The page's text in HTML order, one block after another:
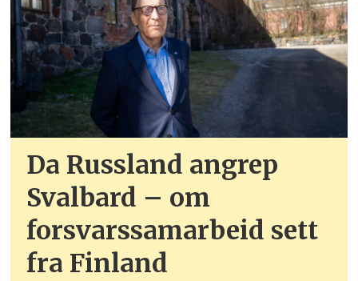
Da Russland angrep
Svalbard – om
forsvarssamarbeid sett
fra Finland